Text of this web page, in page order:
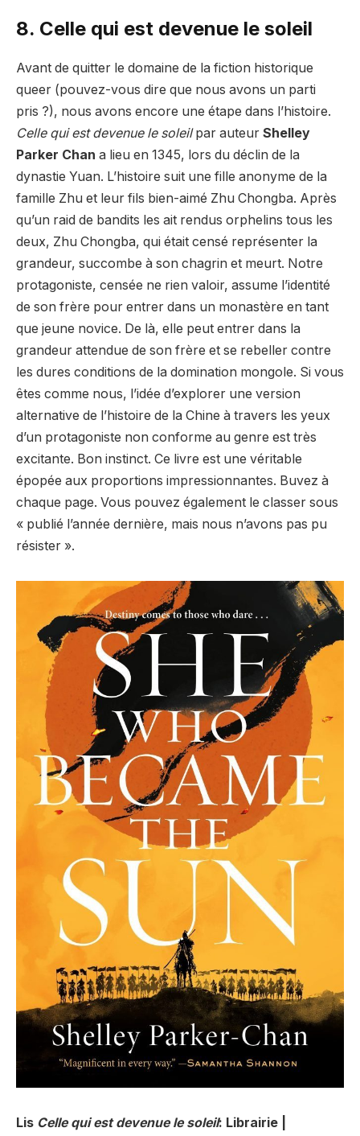
8. Celle qui est devenue le soleil
Avant de quitter le domaine de la fiction historique
queer (pouvez-vous dire que nous avons un parti
pris ?), nous avons encore une étape dans l’histoire.
Celle qui est devenue le soleilpar auteur Shelley
Parker Chan a lieu en 1345, lors du déclin de la
dynastie Yuan. L’histoire suit une fille anonyme de la
famille Zhu et leur fils bien-aimé Zhu Chongba. Après
qu’un raid de bandits les ait rendus orphelins tous les
deux, Zhu Chongba, qui était censé représenter la
grandeur, succombe à son chagrin et meurt. Notre
protagoniste, censée ne rien valoir, assume l’identité
de son frère pour entrer dans un monastère en tant
que jeune novice. De là, elle peut entrer dans la
grandeur attendue de son frère et se rebeller contre
les dures conditions de la domination mongole. Si vous
êtes comme nous, l’idée d’explorer une version
alternative de l’histoire de la Chine à travers les yeux
d’un protagoniste non conforme au genre est très
excitante. Bon instinct. Ce livre est une véritable
épopée aux proportions impressionnantes. Buvez à
chaque page. Vous pouvez également le classer sous
« publié l’année dernière, mais nous n’avons pas pu
résister ».
Lis Celle qui est devenue le soleil: Librairie |